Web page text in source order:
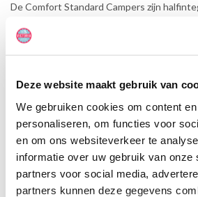
Deze website maakt gebruik van
We gebruiken cookies om content
personaliseren, om functies voor
en om ons websiteverkeer te
informatie over uw gebruik van onze
partners voor social media,
partners kunnen deze gegevens
De Comfort Standard Campers zijn
ruime camper en is het optimaal genieten